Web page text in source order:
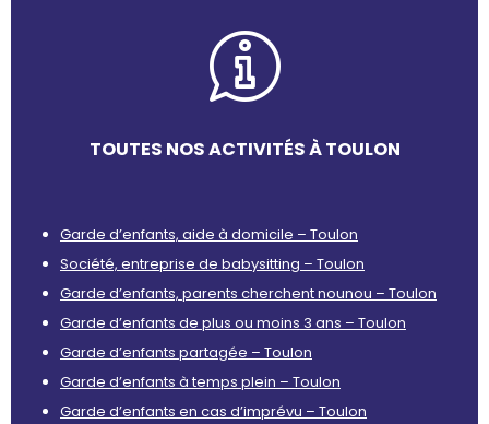
TOUTES NOS ACTIVITÉS À TOULON
Garde d’enfants, aide à domicile – Toulon
Société, entreprise de babysitting – Toulon
Garde d’enfants, parents cherchent nounou – Toulon
Garde d’enfants de plus ou moins 3 ans – Toulon
Garde d’enfants partagée – Toulon
Garde d’enfants à temps plein – Toulon
Garde d’enfants en cas d’imprévu – Toulon